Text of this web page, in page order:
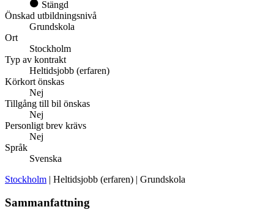
Stängd
Önskad utbildningsnivå
Grundskola
Ort
Stockholm
Typ av kontrakt
Heltidsjobb (erfaren)
Körkort önskas
Nej
Tillgång till bil önskas
Nej
Personligt brev krävs
Nej
Språk
Svenska
Stockholm | Heltidsjobb (erfaren) | Grundskola
Sammanfattning